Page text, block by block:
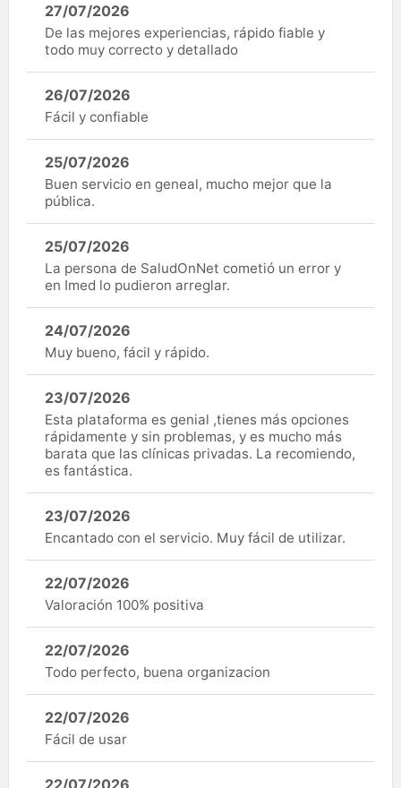
27/07/2026
De las mejores experiencias, rápido fiable y
todo muy correcto y detallado
26/07/2026
Fácil y confiable
25/07/2026
Buen servicio en geneal, mucho mejor que la
pública.
25/07/2026
La persona de SaludOnNet cometió un error y
en Imed lo pudieron arreglar.
24/07/2026
Muy bueno, fácil y rápido.
23/07/2026
Esta plataforma es genial ,tienes más opciones
rápidamente y sin problemas, y es mucho más
barata que las clínicas privadas. La recomiendo,
es fantástica.
23/07/2026
Encantado con el servicio. Muy fácil de utilizar.
22/07/2026
Valoración 100% positiva
22/07/2026
Todo perfecto, buena organizacion
22/07/2026
Fácil de usar
22/07/2026